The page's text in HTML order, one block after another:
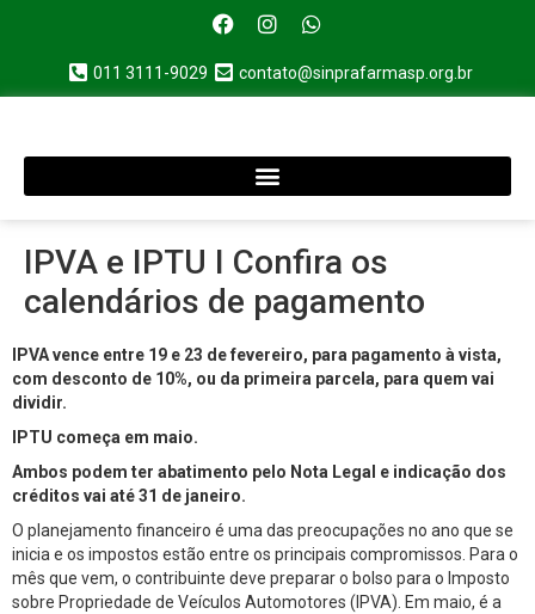
011 3111-9029 contato@sinprafarmasp.org.br
IPVA e IPTU I Confira os
calendários de pagamento
IPVA vence entre 19 e 23 de fevereiro, para pagamento à vista,
com desconto de 10%, ou da primeira parcela, para quem vai
dividir.
IPTU começa em maio.
Ambos podem ter abatimento pelo Nota Legal e indicação dos
créditos vai até 31 de janeiro.
O planejamento financeiro é uma das preocupações no ano que se
inicia e os impostos estão entre os principais compromissos. Para o
mês que vem, o contribuinte deve preparar o bolso para o Imposto
sobre Propriedade de Veículos Automotores (IPVA). Em maio, é a